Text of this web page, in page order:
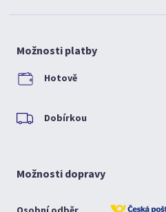
Možnosti platby
Hotově
Dobírkou
Možnosti dopravy